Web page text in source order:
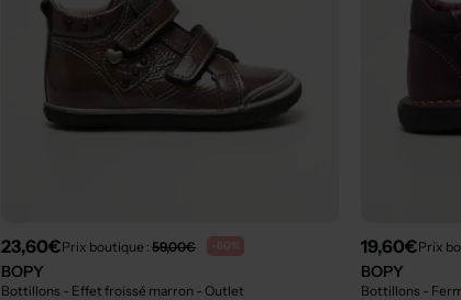
23,60€Prix boutique :59,00€ -60%
BOPY
Bottillons - Effet froissé marron - Outlet
19,60€Prix
BOPY
Bottillons -